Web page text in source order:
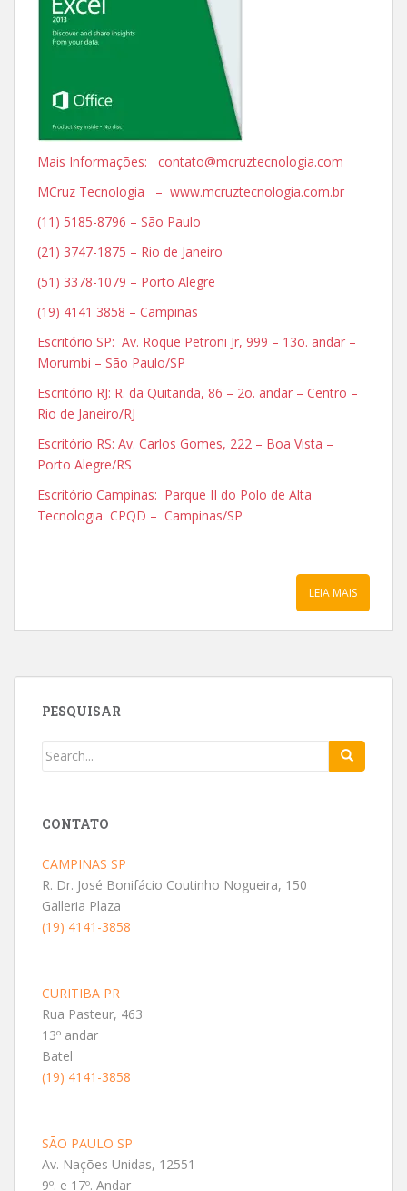
Mais Informações: contato@mcruztecnologia.com
MCruz Tecnologia – www.mcruztecnologia.com.br
(11) 5185-8796 – São Paulo
(21) 3747-1875 – Rio de Janeiro
(51) 3378-1079 – Porto Alegre
(19) 4141 3858 – Campinas
Escritório SP: Av. Roque Petroni Jr, 999 – 13o. andar –
Morumbi – São Paulo/SP
Escritório RJ: R. da Quitanda, 86 – 2o. andar – Centro –
Rio de Janeiro/RJ
Escritório RS: Av. Carlos Gomes, 222 – Boa Vista –
Porto Alegre/RS
Escritório Campinas: Parque II do Polo de Alta
Tecnologia CPQD – Campinas/SP
LEIA MAIS
PESQUISAR
CONTATO
CAMPINAS SP
R. Dr. José Bonifácio Coutinho Nogueira, 150
Galleria Plaza
(19) 4141-3858
CURITIBA PR
Rua Pasteur, 463
13º andar
Batel
(19) 4141-3858
SÃO PAULO SP
Av. Nações Unidas, 12551
9º. e 17º. Andar